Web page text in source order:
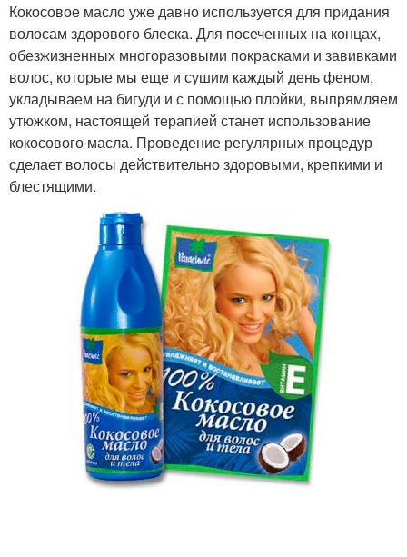
Кокосовое масло уже давно используется для придания
волосам здорового блеска. Для посеченных на концах,
обезжизненных многоразовыми покрасками и завивками
волос, которые мы еще и сушим каждый день феном,
укладываем на бигуди и с помощью плойки, выпрямляем
утюжком, настоящей терапией станет использование
кокосового масла. Проведение регулярных процедур
сделает волосы действительно здоровыми, крепкими и
блестящими.